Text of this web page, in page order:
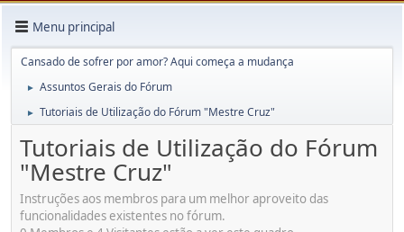
Menu principal
Cansado de sofrer por amor? Aqui começa a mudança
► Assuntos Gerais do Fórum
► Tutoriais de Utilização do Fórum "Mestre Cruz"
Tutoriais de Utilização do Fórum
"Mestre Cruz"
Instruções aos membros para um melhor aproveito das
funcionalidades existentes no fórum.